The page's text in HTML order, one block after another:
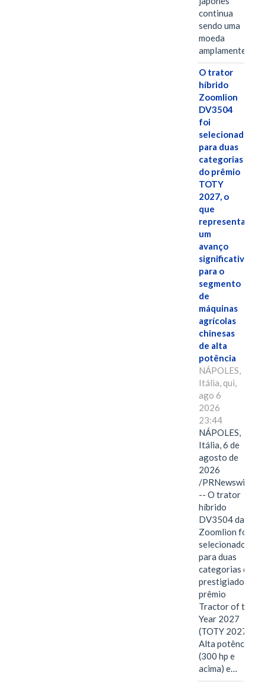
continua
sendo uma
moeda
amplamente…
O trator
híbrido
Zoomlion
DV3504
foi
selecionado
para duas
categorias
do prêmio
TOTY
2027, o
que
representa
um
avanço
significativo
para o
segmento
de
máquinas
agrícolas
chinesas
de alta
potência
NÁPOLES,
Itália, qui,
ago 6
2026
23:44
NÁPOLES,
Itália, 6 de
agosto de
2026
/PRNewswire/
-- O trator
híbrido
DV3504 da
Zoomlion foi
selecionado
para duas
categorias do
prestigiado
prêmio
Tractor of the
Year 2027
(TOTY 2027:
Alta potência
(300 hp e
acima) e…